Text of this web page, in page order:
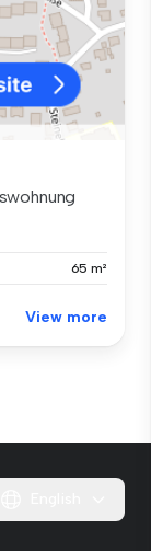
65 m²
View more